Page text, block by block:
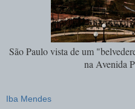
São Paulo vista de um
na Avenida
Iba Mendes